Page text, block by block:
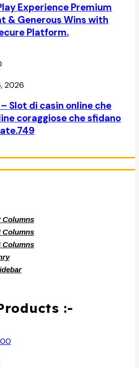
Experience Premium
& Generous Wins with
Platform.
2026
Slot di casin online che
coraggiose che sfidano
Columns
Columns
Columns
:-